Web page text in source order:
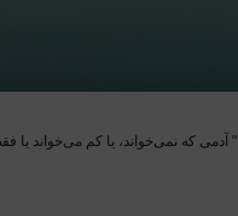
" آدمی که نمی‌خواند، یا کم می‌خواند یا